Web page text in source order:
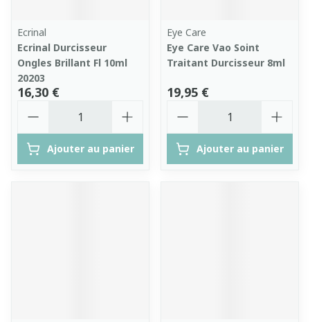
Ecrinal
Ecrinal Durcisseur
Ongles Brillant Fl 10ml
20203
16,30 €
Ajouter au panier
Eye Care
Eye Care Vao Soint
Traitant Durcisseur 8ml
19,95 €
Ajouter au panier